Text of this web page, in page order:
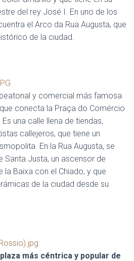
del rey José I. En uno de los
el Arco da Rua Augusta, que
de la ciudad.
y comercial más famosa
conecta la Praça do Comércio
una calle llena de tiendas,
callejeros, que tiene un
En la Rua Augusta, se
Santa Justa, un ascensor de
Baixa con el Chiado, y que
de la ciudad desde su
más céntrica y popular de